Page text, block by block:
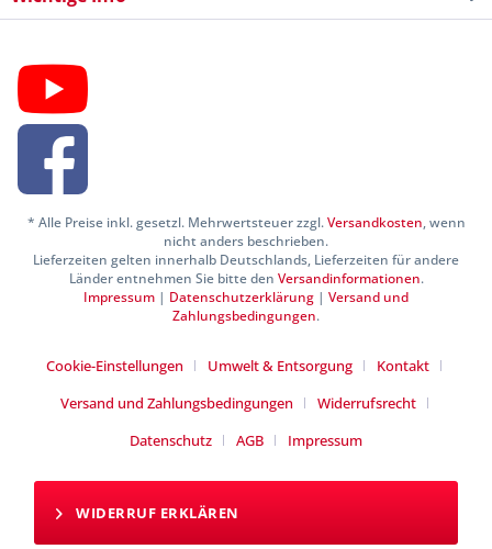
* Alle Preise inkl. gesetzl. Mehrwertsteuer zzgl.Versandkosten, wenn
nicht anders beschrieben.
Lieferzeiten gelten innerhalb Deutschlands, Lieferzeiten für andere
Länder entnehmen Sie bitte den Versandinformationen.
Impressum | Datenschutzerklärung | Versand und
Zahlungsbedingungen.
Cookie-Einstellungen Umwelt & Entsorgung
Kontakt
Versand und Zahlungsbedingungen
Widerrufsrecht
Datenschutz
AGB Impressum
WIDERRUF ERKLÄREN